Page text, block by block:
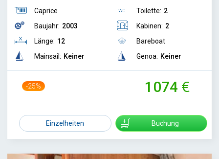
Caprice
Baujahr: 2003
Länge: 12
Mainsail: Keiner
Toilette: 2
Kabinen: 2
Bareboat
Genoa: Keiner
-25% 1074
Einzelheiten Buchung